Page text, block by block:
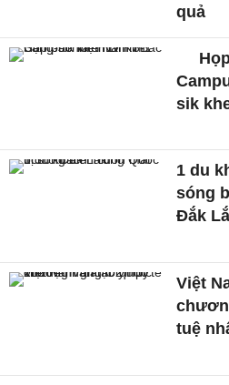
quả
sik
1 du
sóng
Đắk
Việt
tuệ